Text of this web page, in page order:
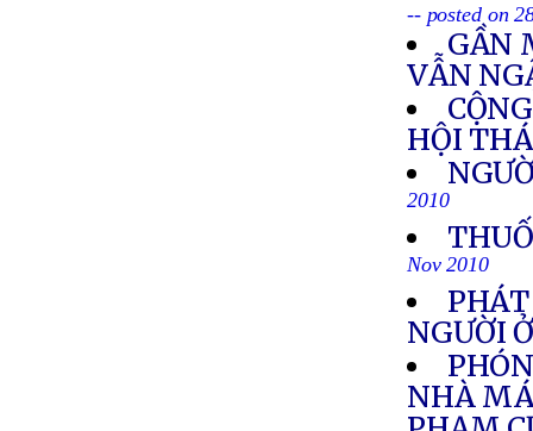
-- posted on
GẦN
VẪN
HỘI
2010
Nov 2010
NGƯỜI
NHÀ